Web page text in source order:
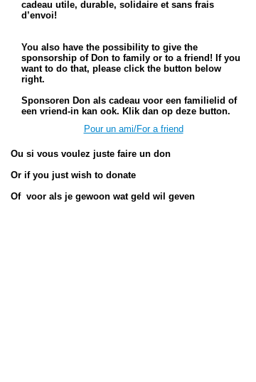
cadeau utile, durable, solidaire et sans frais
d’envoi!
You also have the possibility to give the
sponsorship of Don to family or to a friend! If you
want to do that, please click the button below
right.
Sponsoren Don als cadeau voor een familielid of
een vriend-in kan ook. Klik dan op deze button.
Pour un ami/For a friend
Ou si vous voulez juste faire un don
Or if you just wish to donate
Of voor als je gewoon wat geld wil geven